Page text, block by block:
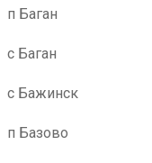
п Баган
с Баган
с Бажинск
п Базово